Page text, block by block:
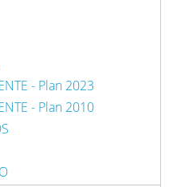
- Plan 2023
- Plan 2010